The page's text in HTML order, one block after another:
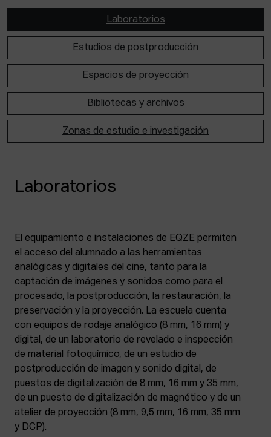
Laboratorios
Estudios de postproducción
Espacios de proyección
Bibliotecas y archivos
Zonas de estudio e investigación
Laboratorios
El equipamiento e instalaciones de EQZE permiten
el acceso del alumnado a las herramientas
analógicas y digitales del cine, tanto para la
captación de imágenes y sonidos como para el
procesado, la postproducción, la restauración, la
preservación y la proyección. La escuela cuenta
con equipos de rodaje analógico (8 mm, 16 mm) y
digital, de un laboratorio de revelado e inspección
de material fotoquímico, de un estudio de
postproducción de imagen y sonido digital, de
puestos de digitalización de 8 mm, 16 mm y 35 mm,
de un puesto de digitalización de magnético y de un
atelier de proyección (8 mm, 9,5 mm, 16 mm, 35 mm
y DCP).